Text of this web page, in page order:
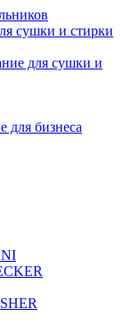
сушки и стирки
для сушки и
для бизнеса